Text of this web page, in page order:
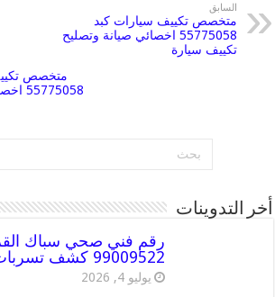
السابق
متخصص تكييف سيارات كبد
55775058 اخصائي صيانة وتصليح
تكييف سيارة
متخصص
أخر التدوينات
99009522 كشف تسربات وتسليك مجاري
يوليو 4, 2026